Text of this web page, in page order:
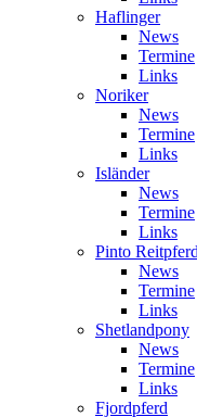
Haflinger
News
Termine
Links
Noriker
News
Termine
Links
Isländer
News
Termine
Links
Pinto Reitpferd
News
Termine
Links
Shetlandpony
News
Termine
Links
Fjordpferd